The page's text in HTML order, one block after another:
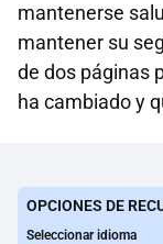
mantenerse
mantener su
de dos páginas
ha cambiado y
OPCIONES DE
Seleccionar idioma